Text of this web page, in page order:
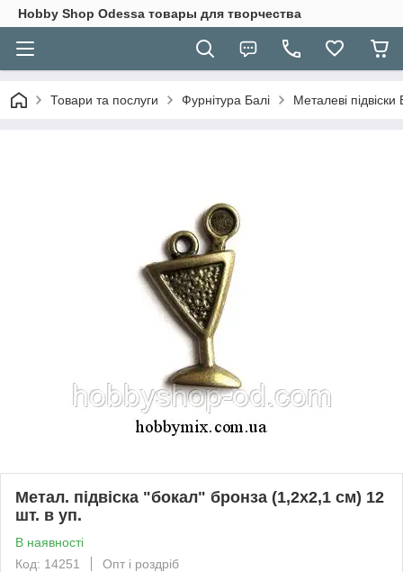
Hobbу Shop Odessa товары для творчества
Товари та послуги Фурнітура Балі Металеві підвіски
Метал. підвіска "бокал" бронза (1,2х2,1 см) 12
шт. в уп.
В наявності
Код: 14251
Опт і роздріб